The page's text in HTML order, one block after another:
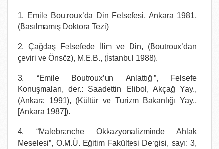
1. Emile Boutroux’da Din Felsefesi, Ankara 1981,
(Basılmamış Doktora Tezi)
2. Çağdaş Felsefede İlim ve Din, (Boutroux’dan
çeviri ve Önsöz), M.E.B., (İstanbul 1988).
3. “Emile Boutroux’un Anlattığı”, Felsefe
Konuşmaları, der.: Saadettin Elibol, Akçağ Yay.,
(Ankara 1991), (Kültür ve Turizm Bakanlığı Yay.,
[Ankara 1987]).
4. “Malebranche Okkazyonalizminde Ahlak
Meselesi”, O.M.Ü. Eğitim Fakültesi Dergisi, sayı: 3,